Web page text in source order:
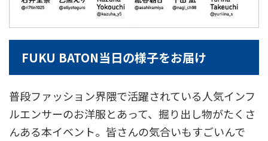
FUKU BATON当日の様子をお届け
普段ファッション界隈で活躍されている人気インフ
ルエンサーのお洋服とあって、掘り出し物がたくさ
んある本イベント。皆さんの気合いもすごいんで